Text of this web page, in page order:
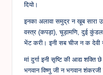
दियो।
इनका अलावा समुद्र न खूब सारा
वस्त्र (कपड़ा), चूड़ामणि, दुई
भेंट करी। इनी सब चीज न क देवी
मां दुर्गा इनी सृष्टि की आद्य शक्ति
भगवान विष्णु जी न भगवान